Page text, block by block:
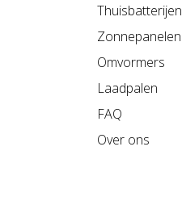
Thuisbatterijen
Zonnepanelen
Omvormers
Laadpalen
FAQ
Over ons